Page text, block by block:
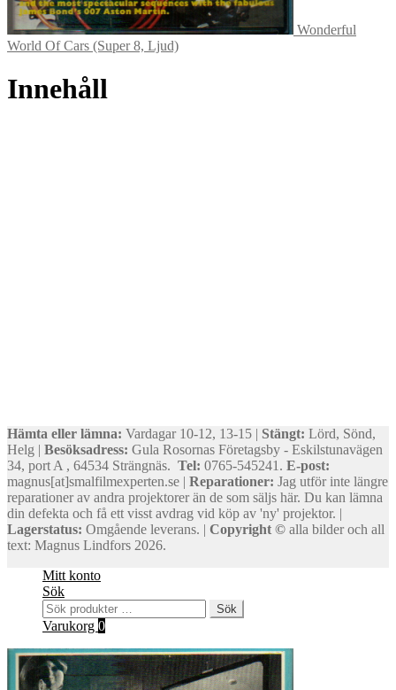
Wonderful
World Of Cars (Super 8, Ljud)
Innehåll
Hämta eller lämna: Vardagar 10-12, 13-15 | Stängt: Lörd, Sönd,
Helg | Besöksadress: Gula Rosornas Företagsby - Eskilstunavägen
34, port A , 64534 Strängnäs. Tel: 0765-545241. E-post:
magnus[at]smalfilmexperten.se | Reparationer: Jag utför inte längre
reparationer av andra projektorer än de som säljs här. Du kan lämna
din defekta och få ett visst avdrag vid köp av 'ny' projektor. |
Lagerstatus: Omgående leverans. | Copyright © alla bilder och all
text: Magnus Lindfors 2026.
Mitt konto
Sök
Sök
efter:
Sök
Varukorg 0